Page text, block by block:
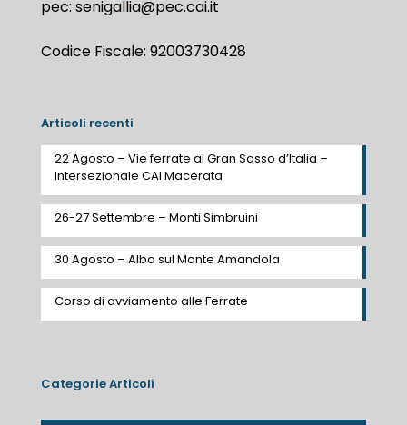
pec: senigallia@pec.cai.it
Codice Fiscale: 92003730428
Articoli recenti
22 Agosto – Vie ferrate al Gran Sasso d’Italia –
Intersezionale CAI Macerata
26-27 Settembre – Monti Simbruini
30 Agosto – Alba sul Monte Amandola
Corso di avviamento alle Ferrate
Categorie Articoli